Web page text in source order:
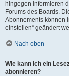
hingegen informieren
Forums des Boards.
Abonnements können
einstellen“ geändert
Nach oben
Wie kann ich ein
abonnieren?